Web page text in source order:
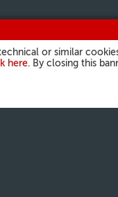
or similar
here. By closing this